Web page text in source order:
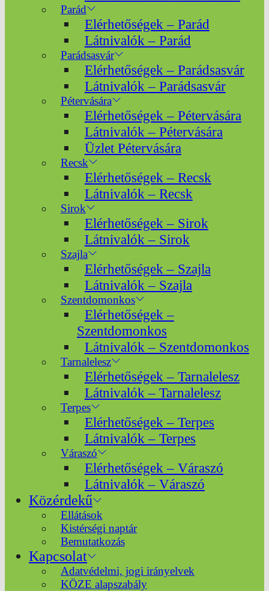
Parád
Elérhetőségek – Parád
Látnivalók – Parád
Parádsasvár
Elérhetőségek – Parádsasvár
Látnivalók – Parádsasvár
Pétervására
Elérhetőségek – Pétervására
Látnivalók – Pétervására
Üzlet Pétervására
Recsk
Elérhetőségek – Recsk
Látnivalók – Recsk
Sirok
Elérhetőségek – Sirok
Látnivalók – Sirok
Szajla
Elérhetőségek – Szajla
Látnivalók – Szajla
Szentdomonkos
Elérhetőségek –
Szentdomonkos
Látnivalók – Szentdomonkos
Tarnalelesz
Elérhetőségek – Tarnalelesz
Látnivalók – Tarnalelesz
Terpes
Elérhetőségek – Terpes
Látnivalók – Terpes
Váraszó
Elérhetőségek – Váraszó
Látnivalók – Váraszó
Közérdekű
Ellátások
Kistérségi naptár
Bemutatkozás
Kapcsolat
Adatvédelmi, jogi irányelvek
KÖZE alapszabály